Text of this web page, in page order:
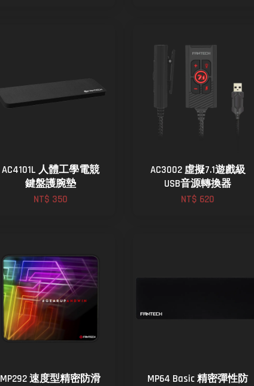
AC4101L 人體工學電競
鍵盤護腕墊
NT$ 350
AC3002 虛擬7.1遊戲級
USB音源轉換器
NT$ 620
MP292 速度型精密防滑
MP64 Basic 精密彈性防